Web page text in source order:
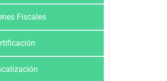
Fiscales